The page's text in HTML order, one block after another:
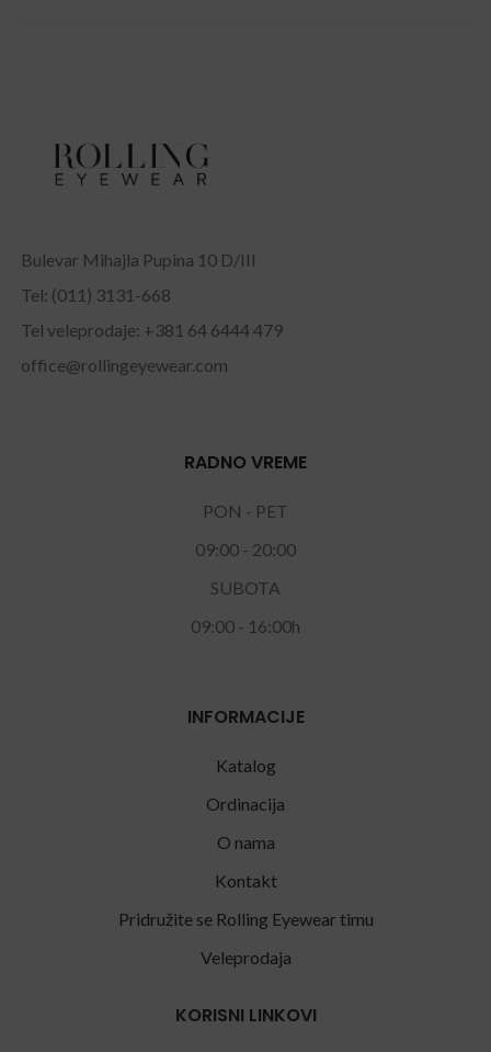
Bulevar Mihajla Pupina 10 D/III
Tel: (011) 3131-668
Tel veleprodaje: +381 64 6444 479
office@rollingeyewear.com
RADNO VREME
PON - PET
09:00 - 20:00
SUBOTA
09:00 - 16:00h
INFORMACIJE
Katalog
Ordinacija
O nama
Kontakt
Pridružite se Rolling Eyewear timu
Veleprodaja
KORISNI LINKOVI